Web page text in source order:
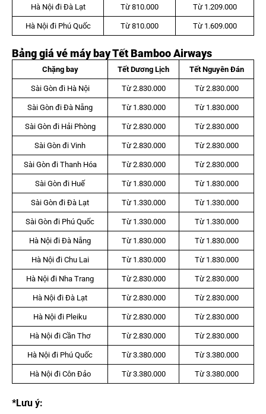
Hà Nội đi Đà Lạt Từ 810.000 Từ 1.209.000
Hà Nội đi Phú Quốc Từ 810.000 Từ 1.609.000
Bảng giá vé máy bay Tết Bamboo Airways
Chặng bay Tết Dương Lịch Tết Nguyên Đán
Sài Gòn đi Hà Nội Từ 2.830.000 Từ 2.830.000
Sài Gòn đi Đà Nẵng Từ 1.830.000 Từ 1.830.000
Sài Gòn đi Hải Phòng Từ 2.830.000 Từ 2.830.000
Sài Gòn đi Vinh Từ 2.830.000 Từ 2.830.000
Sài Gòn đi Thanh Hóa Từ 2.830.000 Từ 2.830.000
Sài Gòn đi Huế Từ 1.830.000 Từ 1.830.000
Sài Gòn đi Đà Lạt Từ 1.330.000 Từ 1.330.000
Sài Gòn đi Phú Quốc Từ 1.330.000 Từ 1.330.000
Hà Nội đi Đà Nẵng Từ 1.830.000 Từ 1.830.000
Hà Nội đi Chu Lai Từ 1.830.000 Từ 1.830.000
Hà Nội đi Nha Trang Từ 2.830.000 Từ 2.830.000
Hà Nội đi Đà Lạt Từ 2.830.000 Từ 2.830.000
Hà Nội đi Pleiku Từ 2.830.000 Từ 2.830.000
Hà Nội đi Cần Thơ Từ 2.830.000 Từ 2.830.000
Hà Nội đi Phú Quốc Từ 3.380.000 Từ 3.380.000
Hà Nội đi Côn Đảo Từ 3.380.000 Từ 3.380.000
*Lưu ý: